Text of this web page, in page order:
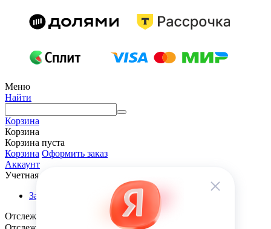
Меню
Найти
Корзина
Корзина
Корзина пуста
Корзина Оформить заказ
Аккаунт
Учетная запись
Заказы
Отслеживание заказа